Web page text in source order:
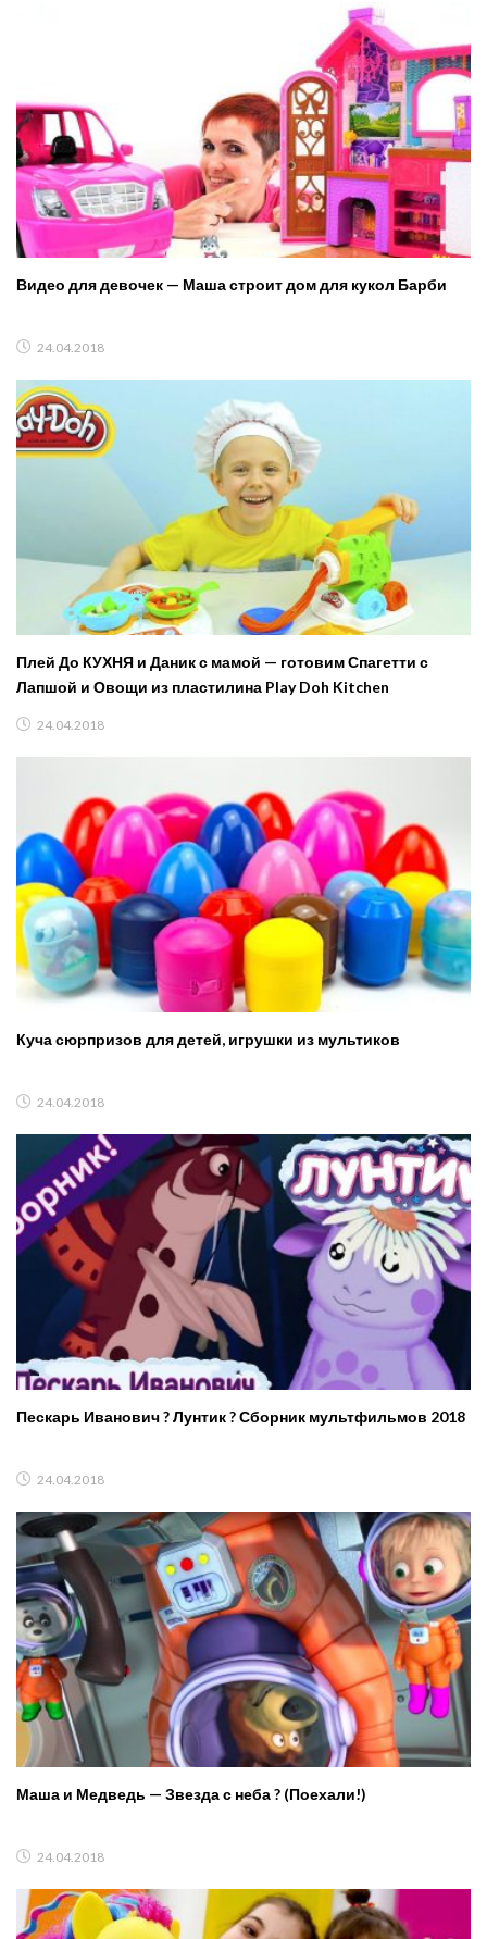
Видео для девочек — Маша строит дом для кукол Барби
24.04.2018
Плей До КУХНЯ и Даник с мамой — готовим Спагетти с
Лапшой и Овощи из пластилина Play Doh Kitchen
24.04.2018
Куча сюрпризов для детей, игрушки из мультиков
24.04.2018
Пескарь Иванович ? Лунтик ? Сборник мультфильмов 2018
24.04.2018
Маша и Медведь — Звезда с неба ? (Поехали!)
24.04.2018